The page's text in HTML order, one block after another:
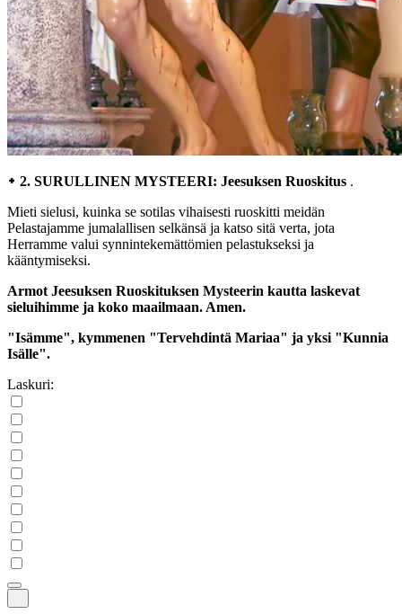
᛭ 2. SURULLINEN MYSTEERI: Jeesuksen Ruoskitus .
Mieti sielusi, kuinka se sotilas vihaisesti ruoskitti meidän
Pelastajamme jumalallisen selkänsä ja katso sitä verta, jota
Herramme valui synnintekemättömien pelastukseksi ja
kääntymiseksi.
Armot Jeesuksen Ruoskituksen Mysteerin kautta laskevat
sieluihimme ja koko maailmaan. Amen.
"Isämme", kymmenen "Tervehdintä Mariaa" ja yksi "Kunnia
Isälle".
Laskuri: